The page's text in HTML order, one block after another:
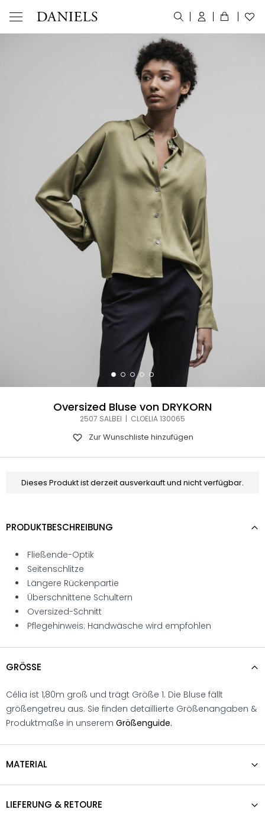
Oversized Bluse von DRYKORN
2507 SALBEI | CLOELIA 130065
Zur Wunschliste hinzufügen
Dieses Produkt ist derzeit ausverkauft und nicht verfügbar.
PRODUKTBESCHREIBUNG
Fließende-Optik
Seitenschlitze
Längere Rückenpartie
Überschnittene Schultern
Oversized-Schnitt
Pflegehinweis: Handwäsche wird empfohlen
GRÖSSE
Célia ist 1,80m groß und trägt Größe 1. Die Bluse fällt
größengetreu aus. Sie finden detaillierte Größenangaben &
Produktmaße in unserem Größenguide.
MATERIAL
LIEFERUNG & RETOURE